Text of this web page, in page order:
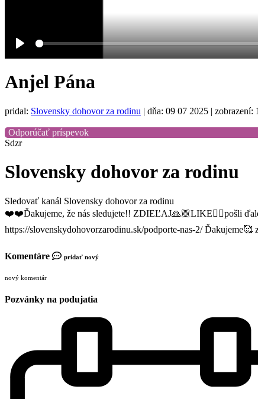
Play
Anjel Pána
pridal: Slovensky dohovor za rodinu | dňa: 09 07 2025 | zobrazení:
Odporúčať príspevok
Sdzr
Slovensky dohovor za rodinu
Sledovať kanál Slovensky dohovor za rodinu
❤️❤️Ďakujeme, že nás sledujete!! ZDIEĽAJ🙏🏼LIKE👍🏼pošli
https://slovenskydohovorzarodinu.sk/podporte-nas-2/
Komentáre pridať nový
nový komentár
Pozvánky na podujatia